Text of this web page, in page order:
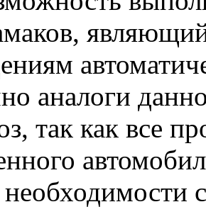
аналоги
так как все